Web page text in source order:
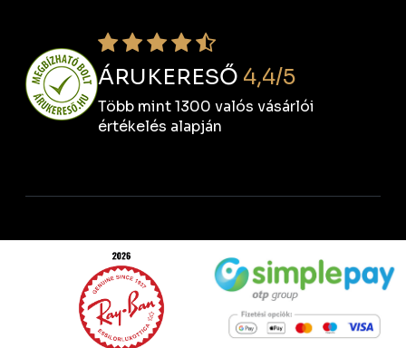
ÁRUKERESŐ 4,4/5
Több mint 1300 valós vásárlói
értékelés alapján